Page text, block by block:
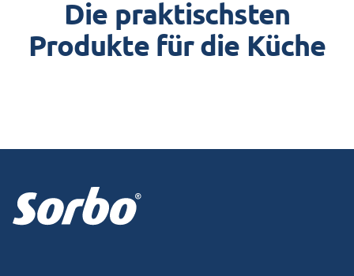
Die praktischsten
Produkte für die Küche